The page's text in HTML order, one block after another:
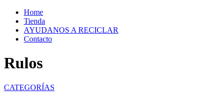
Home
Tienda
AYUDANOS A RECICLAR
Contacto
Rulos
CATEGORÍAS